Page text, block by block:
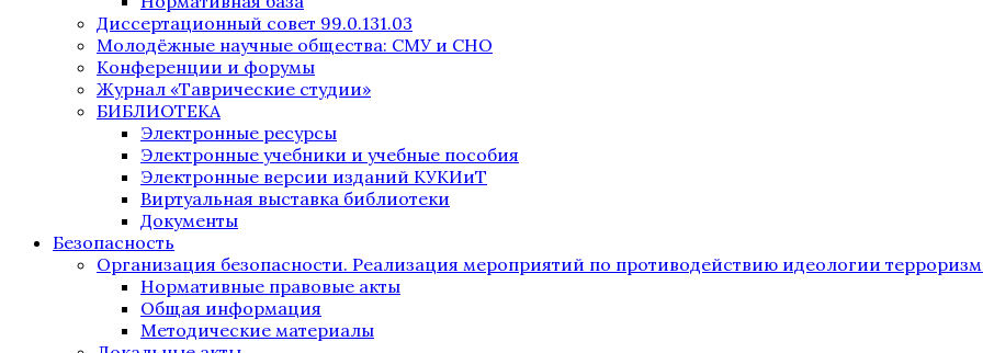
Диссертационный совет 99.0.131.03
Молодёжные научные общества: СМУ и СНО
Конференции и форумы
Журнал «Таврические студии»
БИБЛИОТЕКА
Электронные ресурсы
Электронные учебники и учебные пособия
Электронные версии изданий КУКИиТ
Виртуальная выставка библиотеки
Документы
Безопасность
Организация безопасности. Реализация мероприятий по противодействию идеологии
Нормативные правовые акты
Общая информация
Методические материалы